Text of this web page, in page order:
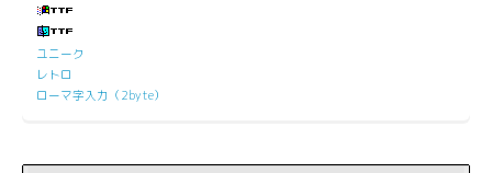
ユニーク
レトロ
ローマ字入力（2byte）